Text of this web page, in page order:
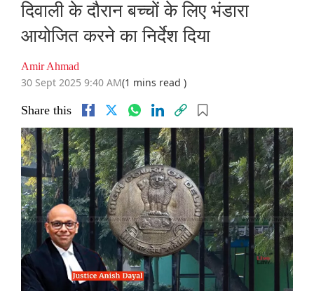
दिवाली के दौरान बच्चों के लिए भंडारा
आयोजित करने का निर्देश दिया
Amir Ahmad
30 Sept 2025 9:40 AM(1 mins read )
Share this